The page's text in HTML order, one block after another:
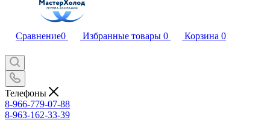
Сравнение0 Избранные товары 0 Корзина 0
Телефоны
8-966-779-07-88
8-963-162-33-39